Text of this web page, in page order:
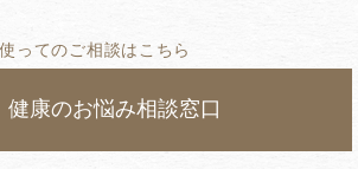
ってのご相談はこちら
健康のお悩み相談窓口